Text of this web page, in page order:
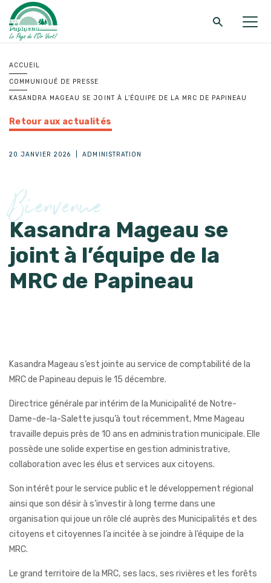
MRC DE PAPINEAU
FONDS ET PROGRAMMES
ACCUEIL
COMMUNIQUÉ DE PRESSE
KASANDRA MAGEAU SE JOINT À L’ÉQUIPE DE LA MRC DE PAPINEAU
Retour aux actualités
20 JANVIER 2026 ADMINISTRATION
Bienvenue
Kasandra Mageau se
joint à l’équipe de la
MRC de Papineau
Kasandra Mageau s’est jointe au service de comptabilité de la
MRC de Papineau depuis le 15 décembre.
Directrice générale par intérim de la Municipalité de Notre-
Dame-de-la-Salette jusqu’à tout récemment, Mme Mageau
travaille depuis près de 10 ans en administration municipale. Elle
possède une solide expertise en gestion administrative,
collaboration avec les élus et services aux citoyens.
Son intérêt pour le service public et le développement régional
ainsi que son désir à s’investir à long terme dans une
organisation qui joue un rôle clé auprès des Municipalités et des
citoyens et citoyennes l’a incitée à se joindre à l’équipe de la
MRC.
Le grand territoire de la MRC, ses lacs, ses rivières et les forêts